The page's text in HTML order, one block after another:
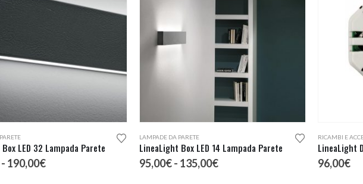
LED 32 Lampada Parete
- 190,00€Fascia
Questo prodotto ha più varianti. Le opzioni possono essere scelte nella pagina del prodotto
LAMPADE DA PARETE
LineaLight Box LED 14 Lampada Parete
95,00€- 135,00€Fascia
RICAMBI E
LineaLight
96,00€